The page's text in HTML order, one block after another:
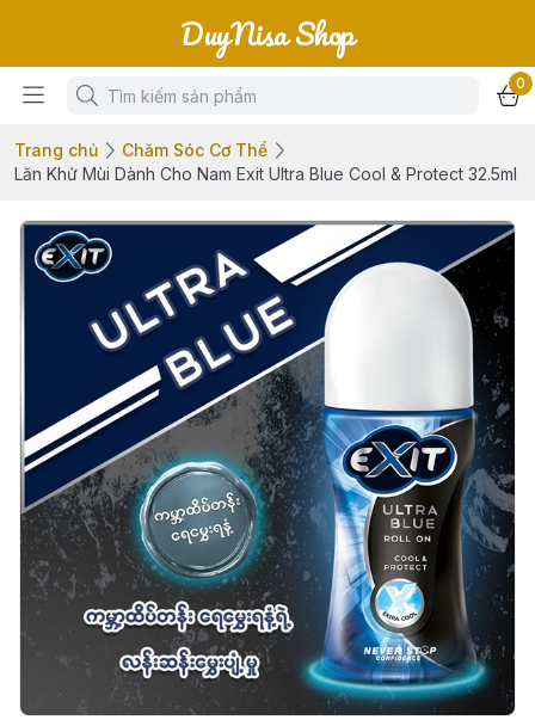
DuyNisa Shop
0
Trang chủ
Chăm Sóc Cơ Thể
Lăn Khử Mùi Dành Cho Nam Exit Ultra Blue Cool & Protect 32.5ml